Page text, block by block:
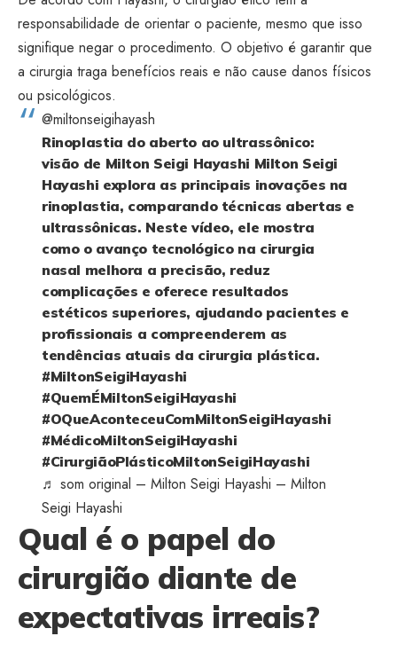
responsabilidade de orientar o paciente, mesmo que isso
signifique negar o procedimento. O objetivo é garantir que
a cirurgia traga benefícios reais e não cause danos físicos
ou psicológicos.
@miltonseigihayash
Rinoplastia do aberto ao ultrassônico:
visão de Milton Seigi Hayashi Milton Seigi
Hayashi explora as principais inovações na
rinoplastia, comparando técnicas abertas e
ultrassônicas. Neste vídeo, ele mostra
como o avanço tecnológico na cirurgia
nasal melhora a precisão, reduz
complicações e oferece resultados
estéticos superiores, ajudando pacientes e
profissionais a compreenderem as
tendências atuais da cirurgia plástica.
#MiltonSeigiHayashi
#QuemÉMiltonSeigiHayashi
#OQueAconteceuComMiltonSeigiHayashi
#MédicoMiltonSeigiHayashi
#CirurgiãoPlásticoMiltonSeigiHayashi
♬ som original – Milton Seigi Hayashi – Milton
Seigi Hayashi
Qual é o papel do
cirurgião diante de
expectativas irreais?